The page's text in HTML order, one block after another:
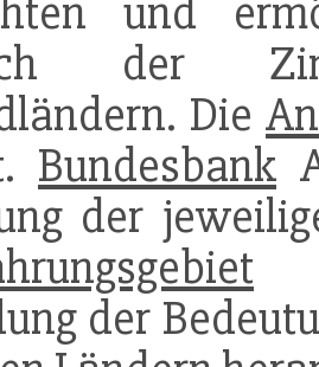
und
der
Die
Bundesbank
der
der